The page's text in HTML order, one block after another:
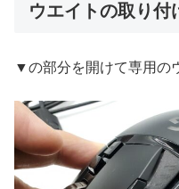
ウエイトの取り付
▼の部分を開けて専用の